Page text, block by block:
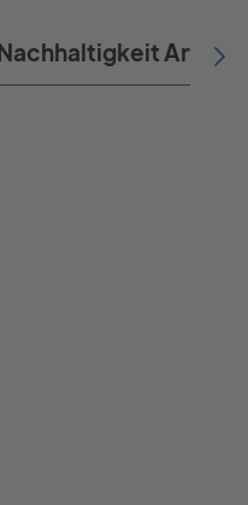
Nachhaltigkeit Artikel